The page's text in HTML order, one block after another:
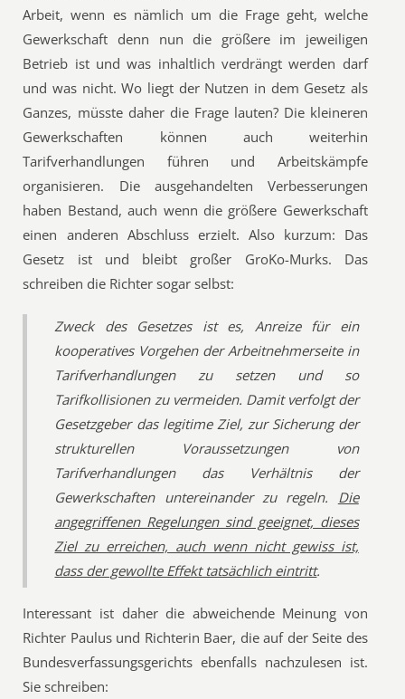
Arbeit, wenn es nämlich um die Frage geht, welche
Gewerkschaft denn nun die größere im jeweiligen
Betrieb ist und was inhaltlich verdrängt werden darf
und was nicht. Wo liegt der Nutzen in dem Gesetz als
Ganzes, müsste daher die Frage lauten? Die kleineren
Gewerkschaften können auch weiterhin
Tarifverhandlungen führen und Arbeitskämpfe
organisieren. Die ausgehandelten Verbesserungen
haben Bestand, auch wenn die größere Gewerkschaft
einen anderen Abschluss erzielt. Also kurzum: Das
Gesetz ist und bleibt großer GroKo-Murks. Das
schreiben die Richter sogar selbst:
Zweck des Gesetzes ist es, Anreize für ein
kooperatives Vorgehen der Arbeitnehmerseite in
Tarifverhandlungen zu setzen und so
Tarifkollisionen zu vermeiden. Damit verfolgt der
Gesetzgeber das legitime Ziel, zur Sicherung der
strukturellen Voraussetzungen von
Tarifverhandlungen das Verhältnis der
Gewerkschaften untereinander zu regeln. Die
angegriffenen Regelungen sind geeignet, dieses
Ziel zu erreichen, auch wenn nicht gewiss ist,
dass der gewollte Effekt tatsächlich eintritt.
Interessant ist daher die abweichende Meinung von
Richter Paulus und Richterin Baer, die auf der Seite des
Bundesverfassungsgerichts ebenfalls nachzulesen ist.
Sie schreiben: